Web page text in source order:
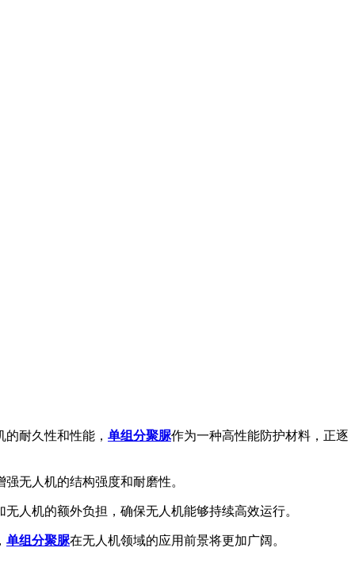
耐久性和性能， 单组分聚脲作为一种高性能防护材料，正逐
无人机的结构强度和耐磨性。
机的额外负担，确保无人机能够持续高效运行。
单组分聚脲在无人机领域的应用前景将更加广阔。